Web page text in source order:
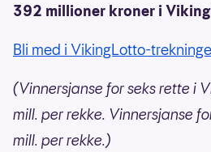
392 millioner kroner i
Bli med i VikingLotto-
(Vinnersjanse for seks rette i
mill. per rekke. Vinnersjanse
mill. per rekke.)